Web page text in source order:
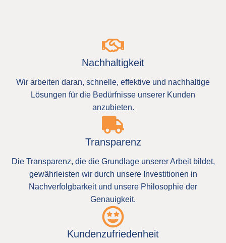
Nachhaltigkeit
Wir arbeiten daran, schnelle, effektive und nachhaltige
Lösungen für die Bedürfnisse unserer Kunden
anzubieten.
Transparenz
Die Transparenz, die die Grundlage unserer Arbeit bildet,
gewährleisten wir durch unsere Investitionen in
Nachverfolgbarkeit und unsere Philosophie der
Genauigkeit.
Kundenzufriedenheit